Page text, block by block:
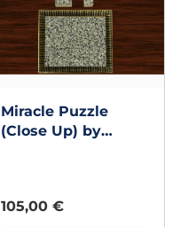
Miracle Puzzle
(Close Up) by
105,00 €